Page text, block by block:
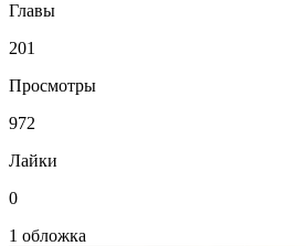
Главы
201
Просмотры
972
Лайки
0
1 обложка